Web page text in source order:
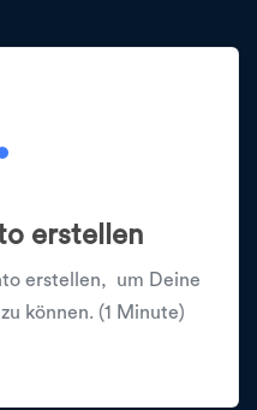
erstellen
erstellen, um Deine
können. (1 Minute)